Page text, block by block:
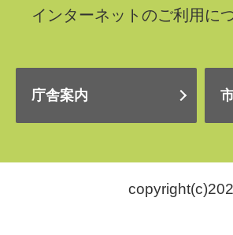
インターネットのご利用に
庁舎案内